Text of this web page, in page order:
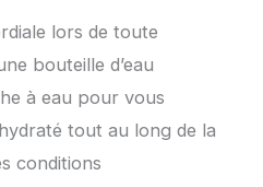
lors de toute
bouteille d’eau
à eau pour vous
tout au long de la
conditions